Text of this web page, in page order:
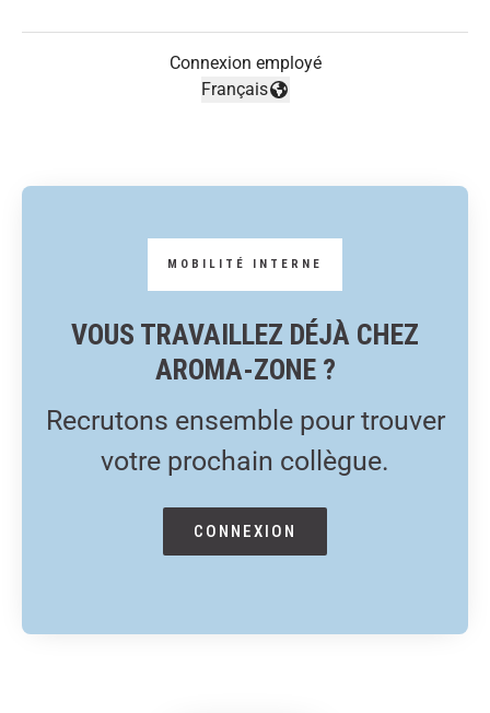
Connexion employé
Changer la langue
Français
VOUS TRAVAILLEZ DÉJÀ CHEZ
AROMA-ZONE ?
Recrutons ensemble pour trouver
votre prochain collègue.
CONNEXION